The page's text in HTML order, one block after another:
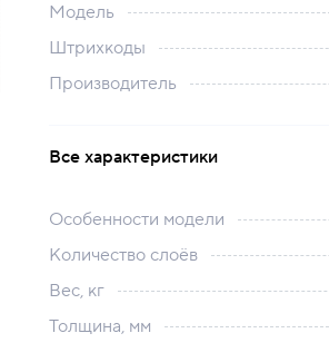
Модель
Штрихкоды
Производитель
Все характеристики
Особенности модели
Количество слоёв
Вес, кг
Толщина, мм